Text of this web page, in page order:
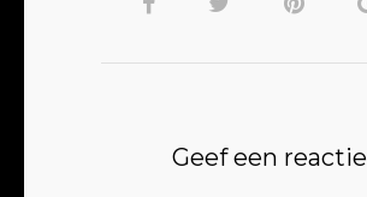
Geef een reactie